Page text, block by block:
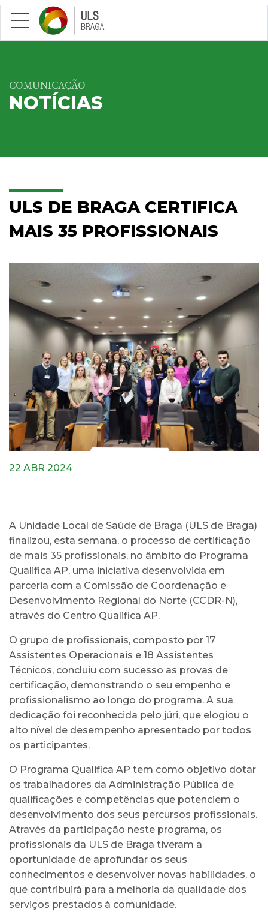
Saltar para conteúdo principal
COMUNICAÇÃO
NOTÍCIAS
ULS DE BRAGA CERTIFICA
MAIS 35 PROFISSIONAIS
22 ABR 2024
A Unidade Local de Saúde de Braga (ULS de Braga)
finalizou, esta semana, o processo de certificação
de mais 35 profissionais, no âmbito do Programa
Qualifica AP, uma iniciativa desenvolvida em
parceria com a Comissão de Coordenação e
Desenvolvimento Regional do Norte (CCDR-N),
através do Centro Qualifica AP.
O grupo de profissionais, composto por 17
Assistentes Operacionais e 18 Assistentes
Técnicos, concluiu com sucesso as provas de
certificação, demonstrando o seu empenho e
profissionalismo ao longo do programa. A sua
dedicação foi reconhecida pelo júri, que elogiou o
alto nível de desempenho apresentado por todos
os participantes.
O Programa Qualifica AP tem como objetivo dotar
os trabalhadores da Administração Pública de
qualificações e competências que potenciem o
desenvolvimento dos seus percursos profissionais.
Através da participação neste programa, os
profissionais da ULS de Braga tiveram a
oportunidade de aprofundar os seus
conhecimentos e desenvolver novas habilidades, o
que contribuirá para a melhoria da qualidade dos
serviços prestados à comunidade.